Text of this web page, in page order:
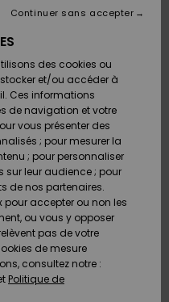
des cookies ou
et/ou accéder à
Ces informations
de navigation et votre
vous présenter des
; pour mesurer la
; pour personnaliser
sur leur audience ; pour
de nos partenaires.
pour accepter ou non les
ou vous y opposer
pas de votre
de mesure
consultez notre :
Politique de
Continuer sans accepter